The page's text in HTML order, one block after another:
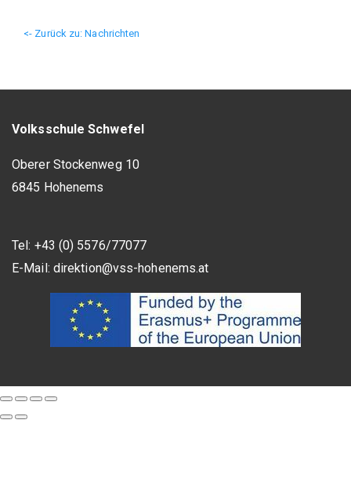
<- Zurück zu: Nachrichten
Volksschule Schwefel
Oberer Stockenweg 10
6845 Hohenems
Tel: +43 (0) 5576/77077
E-Mail: direktion@vss-hohenems.at